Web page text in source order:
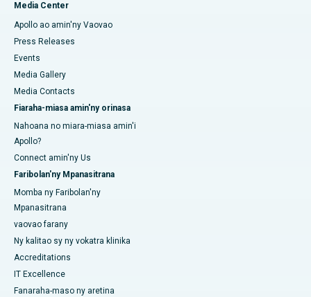
Media Center
Apollo ao amin'ny Vaovao
Press Releases
Events
Media Gallery
Media Contacts
Fiaraha-miasa amin'ny orinasa
Nahoana no miara-miasa amin'i
Apollo?
Connect amin'ny Us
Faribolan'ny Mpanasitrana
Momba ny Faribolan'ny
Mpanasitrana
vaovao farany
Ny kalitao sy ny vokatra klinika
Accreditations
IT Excellence
Fanaraha-maso ny aretina